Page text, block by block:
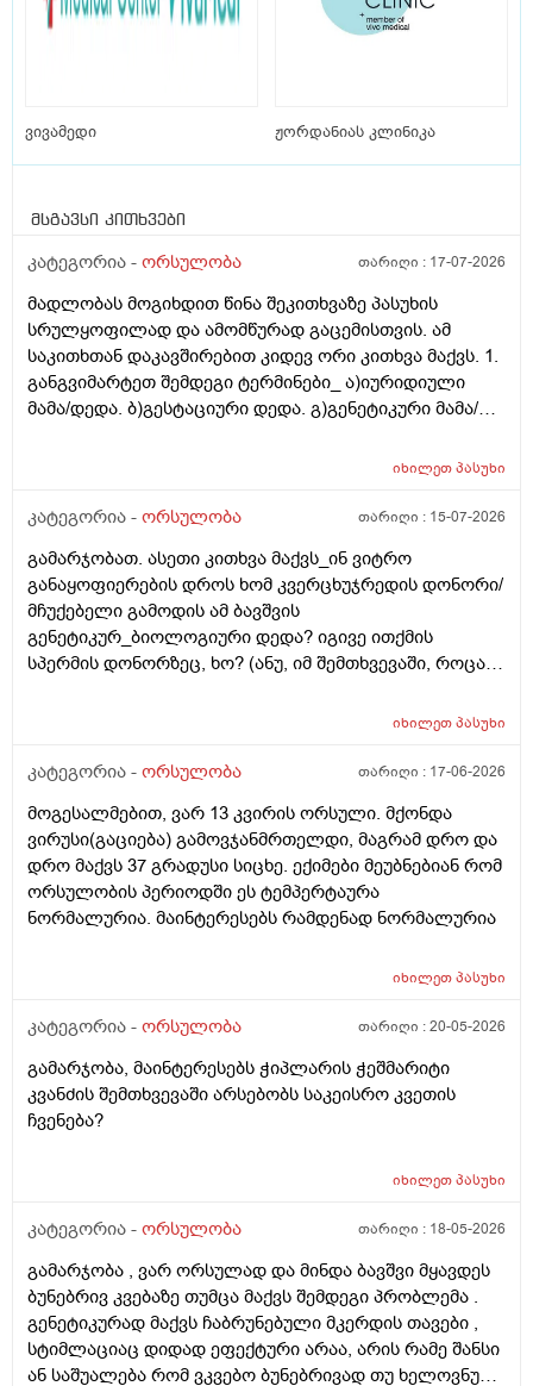
ვივამედი ჟორდანიას კლინიკა
მსგავსი კითხვები
კატეგორია - ორსულობა თარიღი : 17-07-2026
მადლობას მოგიხდით წინა შეკითხვაზე პასუხის
სრულყოფილად და ამომწურად გაცემისთვის. ამ
საკითხთან დაკავშირებით კიდევ ორი კითხვა მაქვს. 1.
განგვიმარტეთ შემდეგი ტერმინები_ ა)იურიდიული
მამა/დედა. ბ)გესტაციური დედა. გ)გენეტიკური მამა/
კიდევ_მსოფლიოს მრავალ ქვეყანაში აქტიურად
თუ ხელოვნური განაყოფიერების ცენტრებში მომუშავე
რამდენად გავრცელებულია საქართველოში?
იხილეთპასუხი
კატეგორია - ორსულობა თარიღი : 15-07-2026
გამარჯობათ. ასეთი კითხვა მაქვს_ინ ვიტრო
განაყოფიერების დროს ხომ კვერცხუჯრედის დონორი/
მჩუქებელი გამოდის ამ ბავშვის
გენეტიკურ_ბიოლოგიური დედა? იგივე ითქმის
სპერმის დონორზეც, ხო? (ანუ, იმ შემთხვევაში, როცა
წყვილი) და კიდევ_თუ მედიცინა აბორტს ჩასახული
როცა ლაბორატორიაში, სინჯარაში
მის მშობლებს?
იხილეთპასუხი
კატეგორია - ორსულობა თარიღი : 17-06-2026
მოგესალმებით, ვარ 13 კვირის ორსული. მქონდა
ვირუსი(გაციება) გამოვჯანმრთელდი, მაგრამ დრო და
დრო მაქვს 37 გრადუსი სიცხე. ექიმები მეუბნებიან რომ
ორსულობის პერიოდში ეს ტემპერტაურა
ნორმალურია. მაინტერესებს რამდენად ნორმალურია
იხილეთპასუხი
კატეგორია - ორსულობა თარიღი :20-05-2026
გამარჯობა, მაინტერესებს ჭიპლარის ჭეშმარიტი
კვანძის შემთხვევაში არსებობს საკეისრო კვეთის
ჩვენება?
იხილეთპასუხი
კატეგორია - ორსულობა თარიღი : 18-05-2026
გამარჯობა , ვარ ორსულად და მინდა ბავშვი მყავდეს
ბუნებრივ კვებაზე თუმცა მაქვს შემდეგი პრობლემა .
გენეტიკურად მაქვს ჩაბრუნებული მკერდის თავები ,
სტიმლაციაც დიდად ეფექტური არაა, არის რამე შანსი
ან საშუალება რომ ვკვებო ბუნებრივად თუ ხელოვნური